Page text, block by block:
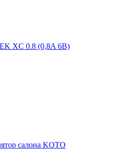
XC 0.8 (0,8A 6В)